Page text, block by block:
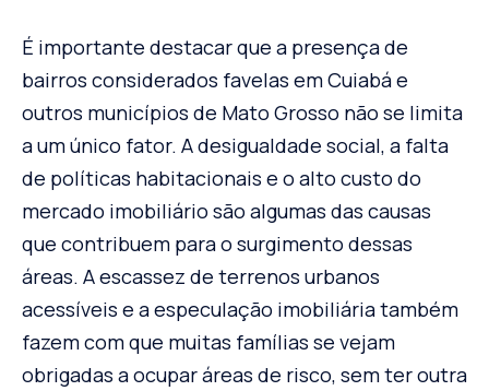
É importante destacar que a presença de
bairros considerados favelas em Cuiabá e
outros municípios de Mato Grosso não se limita
a um único fator. A desigualdade social, a falta
de políticas habitacionais e o alto custo do
mercado imobiliário são algumas das causas
que contribuem para o surgimento dessas
áreas. A escassez de terrenos urbanos
acessíveis e a especulação imobiliária também
fazem com que muitas famílias se vejam
obrigadas a ocupar áreas de risco, sem ter outra